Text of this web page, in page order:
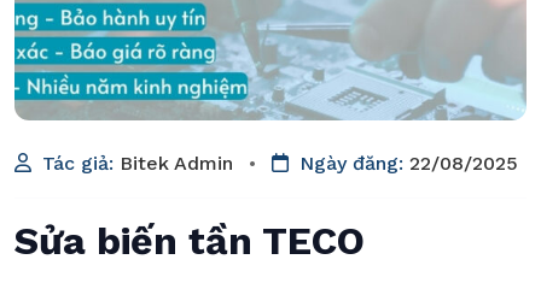
Tác giả: Bitek Admin • Ngày đăng: 22/08/2025
Sửa biến tần TECO